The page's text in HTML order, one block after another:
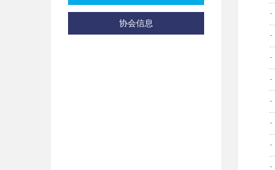
协会信息
·
·
·
·
·
·
·
·